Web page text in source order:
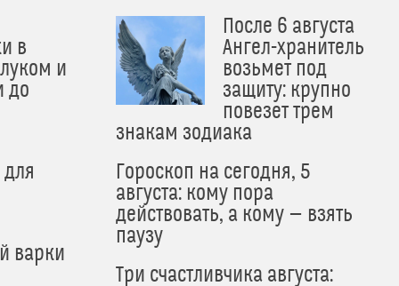
в
и
до
варки
После 6 августа
Ангел-хранитель
возьмет под
защиту: крупно
повезет трем
знакам зодиака
Гороскоп на сегодня, 5
августа: кому пора
действовать, а кому — взять
паузу
Три счастливчика августа: